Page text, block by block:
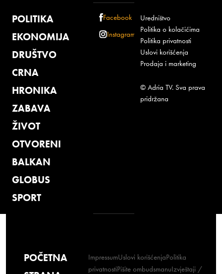
POLITIKA
EKONOMIJA
DRUŠTVO
CRNA
HRONIKA
ZABAVA
ŽIVOT
OTVORENI
BALKAN
GLOBUS
SPORT
Facebook
Instagram
Uredništvo
Politika o kolačićima
Politika privatnosti
Uslovi korišćenja
Prodaja i marketing
© Adria TV. Sva prava
pridržana
POČETNA
ImpressumUslovi korišćenjaPolitika
privatnostiPišite ombudsmanuIzvještaji /